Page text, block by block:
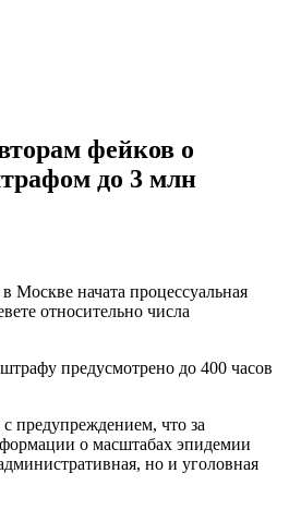
фейков о
до 3 млн
Москве начата процессуальная
относительно числа
предусмотрено до 400 часов
предупреждением, что за
о масштабах эпидемии
но и уголовная